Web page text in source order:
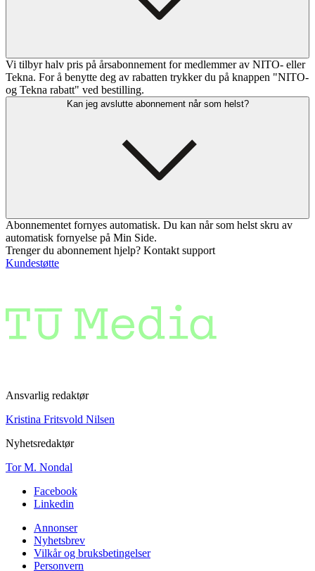
Vi tilbyr halv pris på årsabonnement for medlemmer av NITO- eller
Tekna. For å benytte deg av rabatten trykker du på knappen "NITO-
og Tekna rabatt" ved bestilling.
Kan jeg avslutte abonnement når som helst?
Abonnementet fornyes automatisk. Du kan når som helst skru av
automatisk fornyelse på Min Side.
Trenger du abonnement hjelp? Kontakt support
Kundestøtte
Ansvarlig redaktør
Kristina Fritsvold Nilsen
Nyhetsredaktør
Tor M. Nondal
Facebook
Linkedin
Annonser
Nyhetsbrev
Vilkår og bruksbetingelser
Personvern